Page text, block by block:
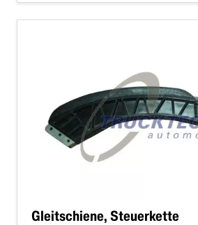
Gleitschiene, Steuerkette